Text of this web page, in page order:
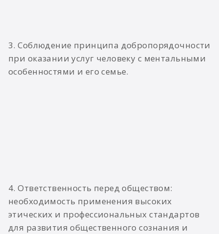
3. Соблюдение принципа добропорядочности
при оказании услуг человеку с ментальными
особенностями и его семье.
4. Ответственность перед обществом:
необходимость применения высоких
этических и профессиональных стандартов
для развития общественного сознания и